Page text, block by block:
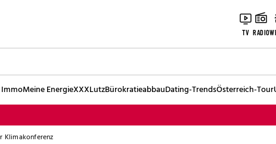
TV RADIO
Meine EnergieXXXLutzBürokratieabbauDating-TrendsÖsterreich-Tour
Klimakonferenz